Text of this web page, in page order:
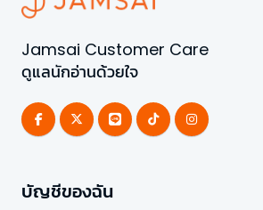
Jamsai Customer Care
ดูแลนักอ่านด้วยใจ
บัญชีของฉัน